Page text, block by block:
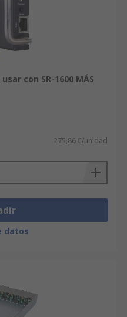
con SR-1600 MÁS
275,86 €/unidad
datos